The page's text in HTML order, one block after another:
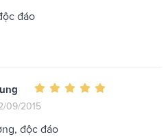
đáo
09/2015
độc đáo